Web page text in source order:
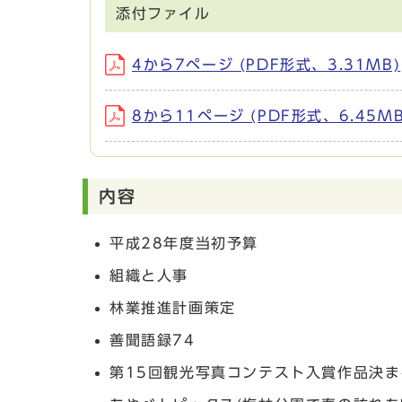
添付ファイル
4から7ページ (PDF形式、3.31MB)
8から11ページ (PDF形式、
内容
平成28年度当初予算
組織と人事
林業推進計画策定
善聞語録74
第15回観光写真コンテスト入賞作品決